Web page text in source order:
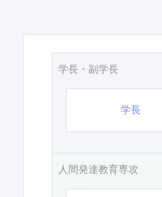
学長・副学長
学長
人間発達教育専攻